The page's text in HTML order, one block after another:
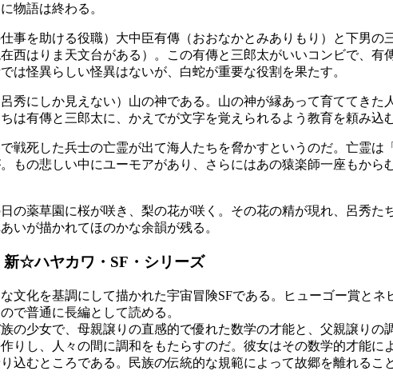
物語は終わる。
事を助ける役職）大中臣有傳（おおなかとみありもり）と下男の
西はりま天文台がある）。この有傳と三郎太がいいコンビで、有
怪異らしい怪異はないが、白蛇が重要な役割を果たす。
秀にしか見えない）山の神である。山の神が縁あって育ててきた
有傳と三郎太に、かえでが文字を覚えられるよう教育を頼み込む
戦死した兵士の亡霊が出て海人たちを脅かすというのだ。亡霊は
もの悲しい中にユーモアがあり、さらにはあの猿楽師一座もから
の薬草園に桜が咲き、梨の花が咲く。その花の精が現れ、呂秀た
いが描かれてほのかな余韻が残る。
☆ハヤカワ・SF・シリーズ
化を基調にして描かれた宇宙冒険SFである。ヒューゴー賞とネ
で普通に長編として読める。
少女で、母親譲りの直感的で優れた数学の才能と、父親譲りの
りし、人々の間に調和をもたらすのだ。彼女はその数学的才能に
込むところである。民族の伝統的な規範によって故郷を離れるこ